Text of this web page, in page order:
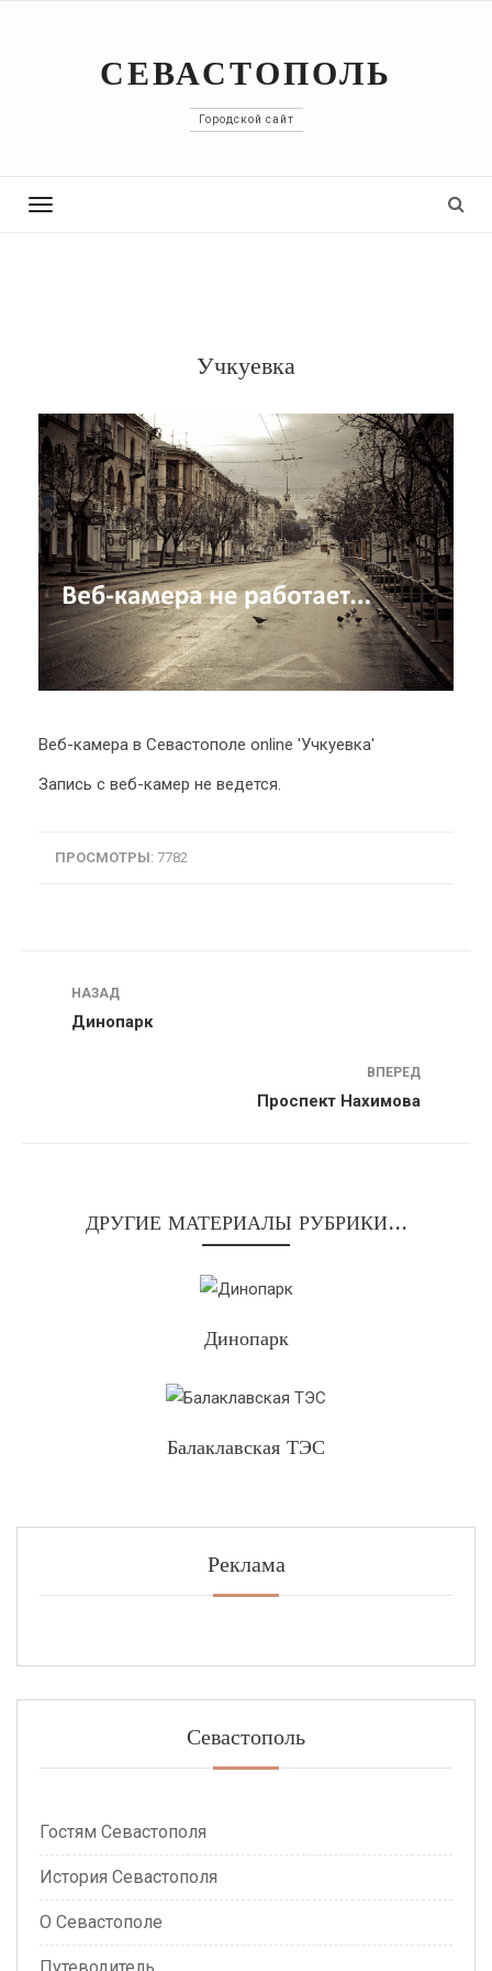
СЕВАСТОПОЛЬ
Городской сайт
Toggle
Учкуевка
еб-камера в Севастополе online 'Учкуевка'
Запись с веб-камер не ведется.
ПРОСМОТРЫ: 7782
Навигация
НАЗАД
Динопарк
ПЕРЕД
Проспект Нахимова
ДРУГИЕ МАТЕРИАЛЫ РУБРИКИ...
Динопарк
Балаклавская ТЭС
Реклама
Севастополь
Гостям Севастополя
История Севастополя
О Севастополе
Путеводитель